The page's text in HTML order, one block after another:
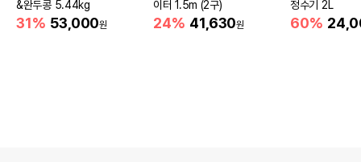
&완두콩 5.44kg
31% 53,000원
이터 1.5m (2구)
24% 41,630원
정수기 2L
60%